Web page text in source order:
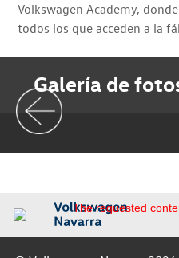
Volkswagen Academy,
todos los que acceden a la
Galería de
The requested